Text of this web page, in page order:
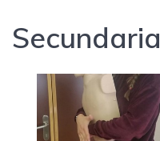
Secundaria